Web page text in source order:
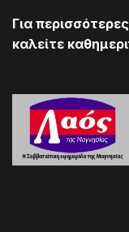
Για
καλείτε